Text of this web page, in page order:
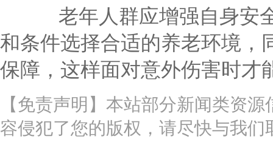
老年人群应增强自身安
和条件选择合适的养老环境，
保障，这样面对意外伤害时才
【免责声明】本站部分新闻类资
容侵犯了您的版权，请尽快与我